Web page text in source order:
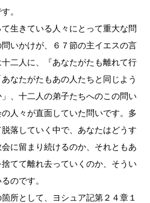
す。
生きている人々にとって重大な問
いかけが、６７節の主イエスの言
二人に、『あなたがたも離れて行
なたがたもあの人たちと同じよう
、十二人の弟子たちへのこの問い
人々が直面していた問いです。多
落していく中で、あなたはどうす
に留まり続けるのか、それともあ
てて離れ去っていくのか、そうい
るのです。
所として、ヨシュア記第２４章１